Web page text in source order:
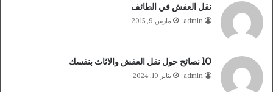
نقل العفش في الطائف
admin مارس 9, 2015
10 نصائح حول نقل العفش والاثاث بنفسك
admin يناير 10, 2024